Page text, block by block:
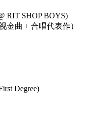
RIT SHOP BOYS)
金曲 + 合唱代表作）
Degree)